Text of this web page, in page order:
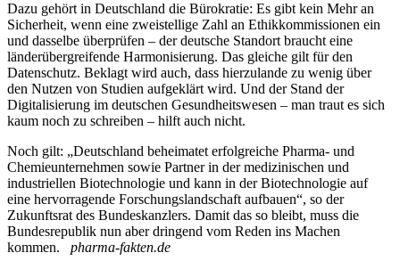
Dazu gehört in Deutschland die Bürokratie: Es gibt kein Mehr an
Sicherheit, wenn eine zweistellige Zahl an Ethikkommissionen ein
und dasselbe überprüfen – der deutsche Standort braucht eine
länderübergreifende Harmonisierung. Das gleiche gilt für den
Datenschutz. Beklagt wird auch, dass hierzulande zu wenig über
den Nutzen von Studien aufgeklärt wird. Und der Stand der
Digitalisierung im deutschen Gesundheitswesen – man traut es sich
kaum noch zu schreiben – hilft auch nicht.
Noch gilt: „Deutschland beheimatet erfolgreiche Pharma- und
Chemieunternehmen sowie Partner in der medizinischen und
industriellen Biotechnologie und kann in der Biotechnologie auf
eine hervorragende Forschungslandschaft aufbauen“, so der
Zukunftsrat des Bundeskanzlers. Damit das so bleibt, muss die
Bundesrepublik nun aber dringend vom Reden ins Machen
kommen. pharma-fakten.de